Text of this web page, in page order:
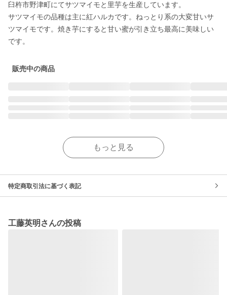
臼杵市野津町にてサツマイモと里芋を生産しています。
サツマイモの品種は主に紅ハルカです。ねっとり系の大変甘いサ
ツマイモです。焼き芋にすると甘い蜜が引き立ち最高に美味しい
です。
販売中の商品
もっと見る
特定商取引法に基づく表記
工藤英明さんの投稿